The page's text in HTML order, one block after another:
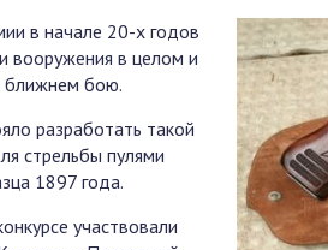
в начале 20-х годов
вооружения в целом и
ближнем бою.
разработать такой
стрельбы пулями
1897 года.
участвовали